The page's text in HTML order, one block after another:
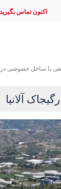
با ساحل خصوصی در
آلانیا
اکنون تماس بگیرید